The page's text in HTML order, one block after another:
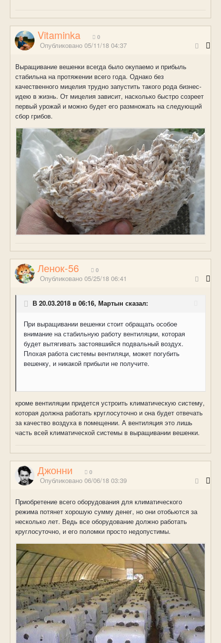
Vitaminka 0
Опубликовано 05/11/18 04:37
Выращивание вешенки всегда было окупаемо и прибыль
стабильна на протяжении всего года. Однако без
качественного мицелия трудно запустить такого рода бизнес-
идею в жизнь. От мицелия зависит, насколько быстро созреет
первый урожай и можно будет его размножать на следующий
сбор грибов.
Ленок-56 0
Опубликовано 05/25/18 06:41
В 20.03.2018 в 06:16, Мартын сказал:
При выращивании вешенки стоит обращать особое
внимание на стабильную работу вентиляции, которая
будет вытягивать застоявшийся подвальный воздух.
Плохая работа системы вентиляци, может погубить
вешенку, и никакой прибыли не получите.
кроме вентиляции придется устроить климатическую систему,
которая должна работать круглосуточно и она будет отвечать
за качество воздуха в помещении. А вентиляция это лишь
часть всей климатической системы в выращивании вешенки.
Джонни 0
Опубликовано 06/06/18 03:39
Приобретение всего оборудования для климатического
режима потянет хорошую сумму денег, но они отобьются за
несколько лет. Ведь все оборудование должно работать
круглосуточно, и его поломки просто недопустимы.